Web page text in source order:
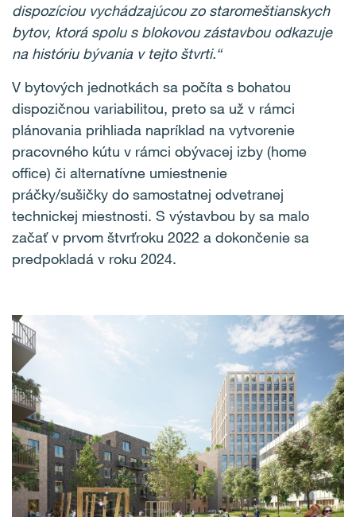
dispozíciouvychádzajúcou zo staromeštianskych
bytov, ktorá spolu s blokovou zástavbou odkazuje
na históriu bývania v tejto štvrti.“
V bytových jednotkách sa počíta s bohatou
dispozičnou variabilitou, preto sa už v rámci
plánovania prihliada napríklad na vytvorenie
pracovného kútu v rámci obývacej izby (home
office) či alternatívne umiestnenie
práčky/sušičky do samostatnej odvetranej
technickej miestnosti. S výstavbou by sa malo
začať v prvom štvrťroku 2022 a dokončenie sa
predpokladá v roku 2024.